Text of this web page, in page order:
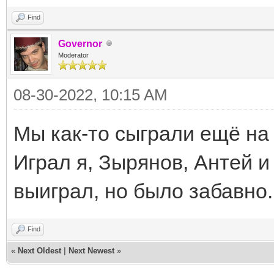
Find
Governor
Moderator
08-30-2022, 10:15 AM
Мы как-то сыграли ещё
Играл я, Зырянов, Антей
выиграл, но было забавно.
Find
« Next Oldest Next Newest »